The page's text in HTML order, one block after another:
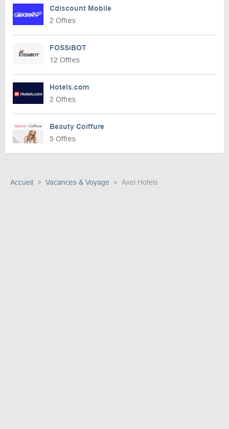
Cdiscount Mobile
2 Offres
FOSSiBOT
12 Offres
Hotels.com
2 Offres
Beauty Coiffure
5 Offres
Accueil Vacances & Voyage Axel Hotels